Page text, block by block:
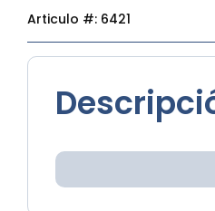
Articulo #: 6421